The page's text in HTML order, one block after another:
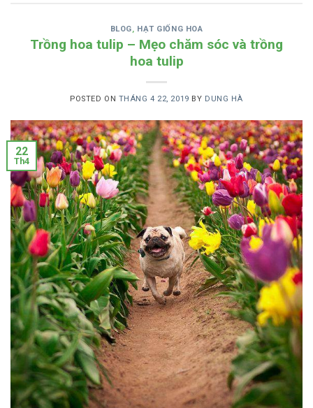
BLOG, HẠT GIỐNG HOA
Trồng hoa tulip – Mẹo chăm sóc và trồng
hoa tulip
POSTED ON THÁNG 4 22, 2019 BY DUNG HÀ
22
Th4